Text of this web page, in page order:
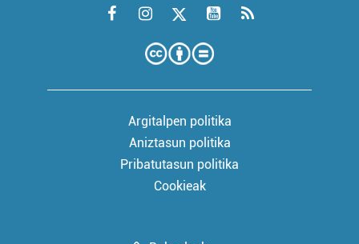
Argitalpen politika
Aniztasun politika
Pribatutasun politika
Cookieak